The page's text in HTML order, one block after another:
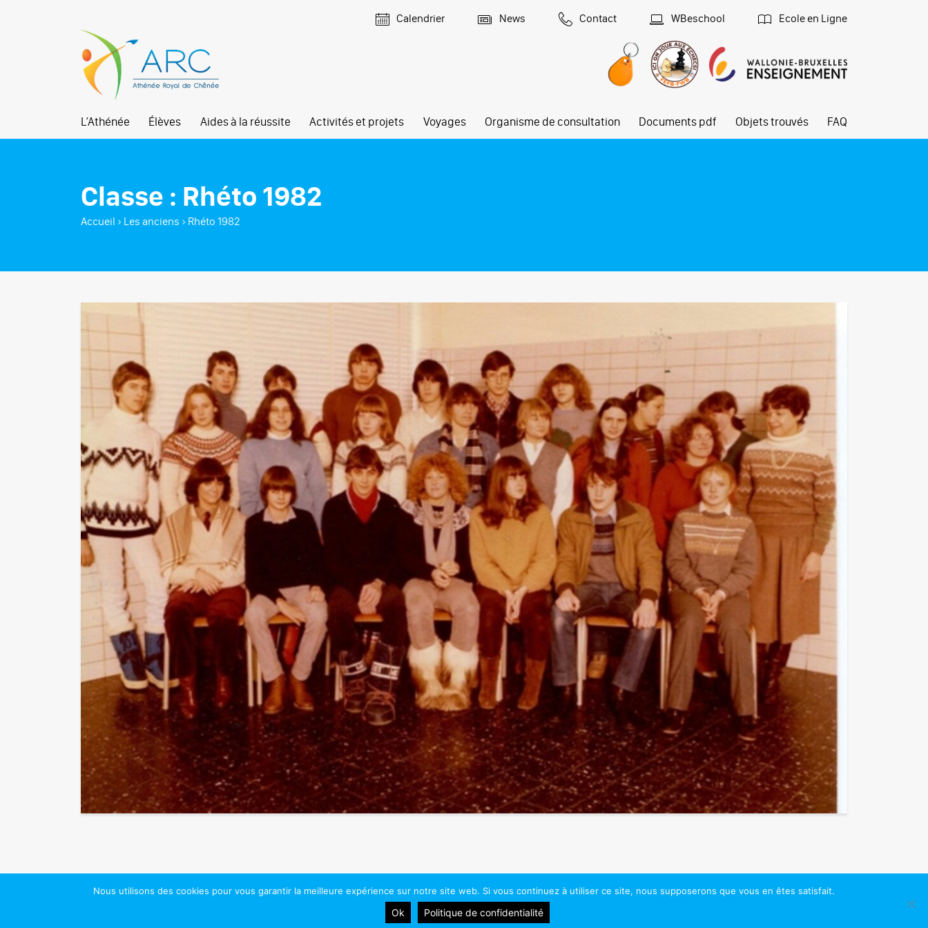
Calendrier News Contact WBeschool Ecole en Ligne
L’Athénée Élèves Aides à la réussite Activités et projets Voyages Organisme de consultation Documents pdf Objets trouvés FAQ
Classe : Rhéto 1982
Accueil › Les anciens › Rhéto 1982
Copyright 2026 - Athénée Royal de Chênée. Tous droits réservés.
Nous utilisons des cookies pour vous garantir la meilleure expérience sur notre site web. Si vous continuez à utiliser ce site, nous supposerons que vous en êtes satisfait.
Ok Politique de confidentialité